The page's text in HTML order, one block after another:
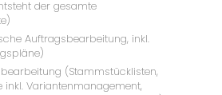
der gesamte
Auftragsbearbeitung, inkl.
(Stammstücklisten,
Variantenmanagement,